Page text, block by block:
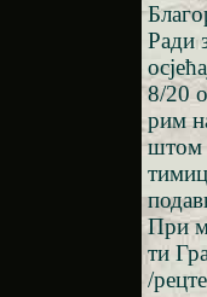
Ради
8/20
рим
штом
При
ти
/